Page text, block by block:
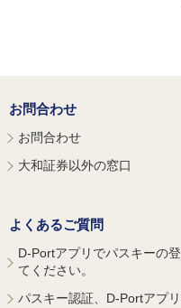
お問合わせ
お問合わせ
大和証券以外の窓口
よくあるご質問
D-Portアプリでパスキーの
てください。
パスキー認証、D-Portアプ